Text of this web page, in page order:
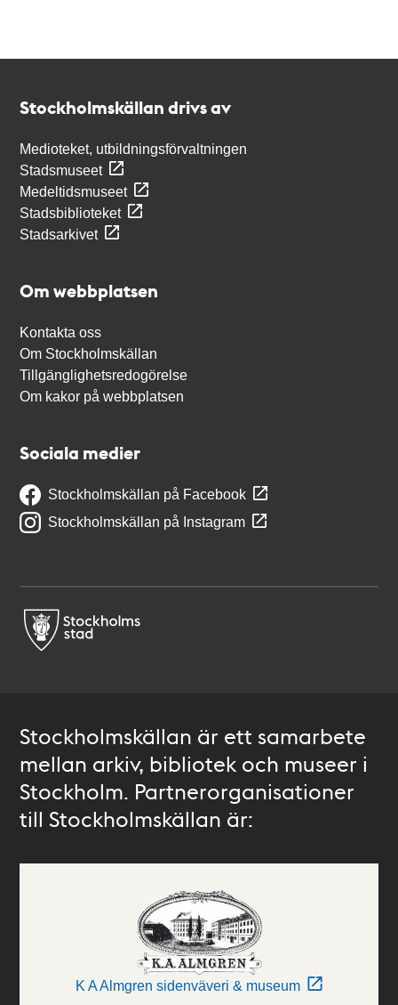
Stockholmskällan drivs av
Medioteket, utbildningsförvaltningen
Stadsmuseet
Medeltidsmuseet
Stadsbiblioteket
Stadsarkivet
Om webbplatsen
Kontakta oss
Om Stockholmskällan
Tillgänglighetsredogörelse
Om kakor på webbplatsen
Sociala medier
Stockholmskällan på Facebook
Stockholmskällan på Instagram
Stockholmskällan är ett samarbete
mellan arkiv, bibliotek och museer i
Stockholm. Partnerorganisationer
till Stockholmskällan är:
K A Almgren sidenväveri & museum